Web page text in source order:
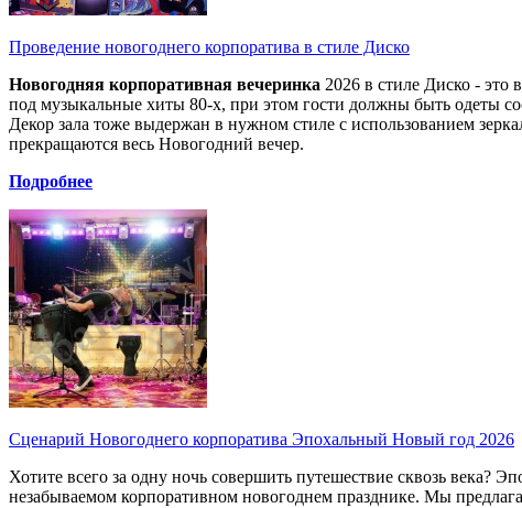
Проведение новогоднего корпоратива в стиле Диско
Новогодняя корпоративная вечеринка 2026 в стиле Диско - это
под музыкальные хиты 80-х, при этом гости должны быть одеты
Декор зала тоже выдержан в нужном стиле с использованием
прекращаются весь Новогодний вечер.
Подробнее
Сценарий Новогоднего корпоратива Эпохальный Новый год 2026
Хотите всего за одну ночь совершить путешествие сквозь века?
незабываемом корпоративном новогоднем празднике. Мы